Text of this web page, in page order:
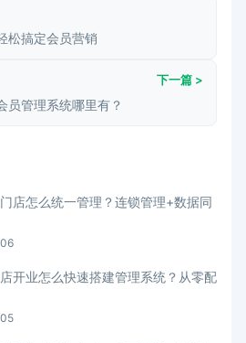
松搞定会员营销
下一篇 >
员管理系统哪里有？
店怎么统一管理？连锁管理+数据同
开业怎么快速搭建管理系统？从零配